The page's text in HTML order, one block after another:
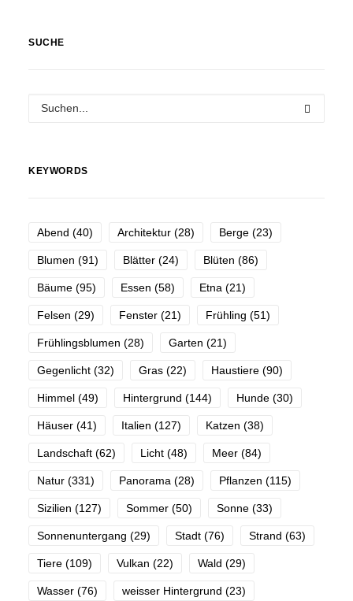
SUCHE
KEYWORDS
Abend (40) Architektur (28) Berge (23)
Blumen (91) Blätter (24) Blüten (86)
Bäume (95) Essen (58) Etna (21)
Felsen (29) Fenster (21) Frühling (51)
Frühlingsblumen (28) Garten (21)
Gegenlicht (32) Gras (22) Haustiere (90)
Himmel (49) Hintergrund (144) Hunde (30)
Häuser (41) Italien (127) Katzen (38)
Landschaft (62) Licht (48) Meer (84)
Natur (331) Panorama (28) Pflanzen (115)
Sizilien (127) Sommer (50) Sonne (33)
Sonnenuntergang (29) Stadt (76) Strand (63)
Tiere (109) Vulkan (22) Wald (29)
Wasser (76) weisser Hintergrund (23)